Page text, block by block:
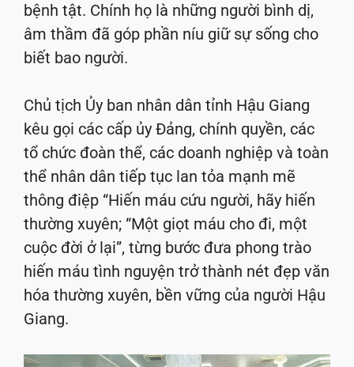
bệnh tật. Chính họ là những người bình dị,
âm thầm đã góp phần níu giữ sự sống cho
biết bao người.
Chủ tịch Ủy ban nhân dân tỉnh Hậu Giang
kêu gọi các cấp ủy Đảng, chính quyền, các
tổ chức đoàn thể, các doanh nghiệp và toàn
thể nhân dân tiếp tục lan tỏa mạnh mẽ
thông điệp “Hiến máu cứu người, hãy hiến
thường xuyên; “Một giọt máu cho đi, một
cuộc đời ở lại”, từng bước đưa phong trào
hiến máu tình nguyện trở thành nét đẹp văn
hóa thường xuyên, bền vững của người Hậu
Giang.